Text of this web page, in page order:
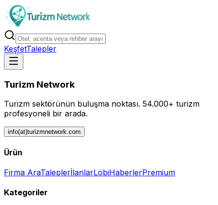
KeşfetTalepler
Turizm Network
Turizm sektörünün buluşma noktası. 54.000+ turizm
profesyoneli bir arada.
info(at)turizmnetwork.com
Ürün
Firma AraTaleplerİlanlarLobiHaberlerPremium
Kategoriler